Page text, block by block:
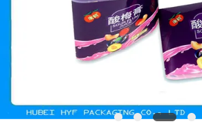
POLITIQUE
CONFIDENTIALITÉ